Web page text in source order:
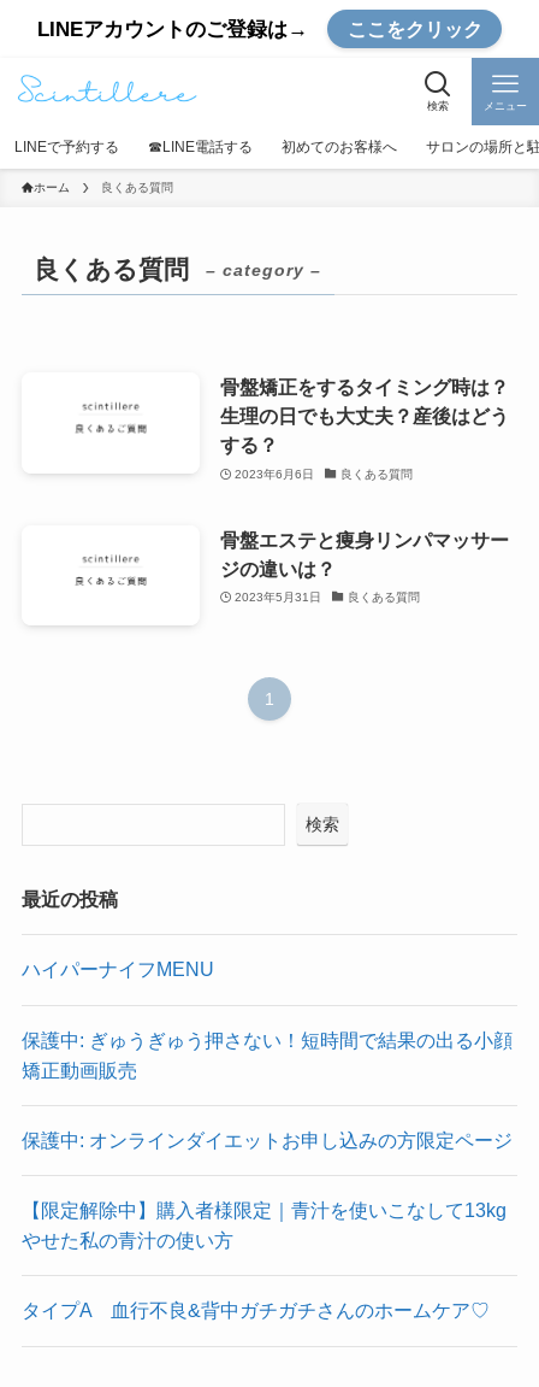
LINEアカウントのご登録は→ ここをクリック
検索 メニュー
LINEで予約する ☎︎LINE電話する 初めてのお客様へ サロンの場所と
ホーム 良くある質問
良くある質問 – category –
骨盤矯正をするタイミング時は？
生理の日でも大丈夫？産後はどう
する？
2023年6月6日 良くある質問
骨盤エステと痩身リンパマッサー
ジの違いは？
2023年5月31日 良くある質問
1
検索
最近の投稿
ハイパーナイフMENU
保護中: ぎゅうぎゅう押さない！短時間で結果の出る小顔
矯正動画販売
保護中: オンラインダイエットお申し込みの方限定ページ
【限定解除中】購入者様限定｜青汁を使いこなして13kg
やせた私の青汁の使い方
タイプA 血行不良&背中ガチガチさんのホームケア♡